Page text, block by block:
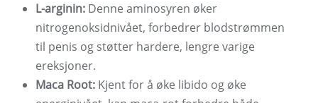
L-arginin: Denne aminosyren øker
nitrogenoksidnivået, forbedrer blodstrømmen
til penis og støtter hardere, lengre varige
ereksjoner.
Maca Root: Kjent for å øke libido og øke